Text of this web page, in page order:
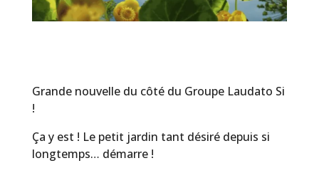
Grande nouvelle du côté du Groupe Laudato Si
!
Ça y est ! Le petit jardin tant désiré depuis si
longtemps… démarre !